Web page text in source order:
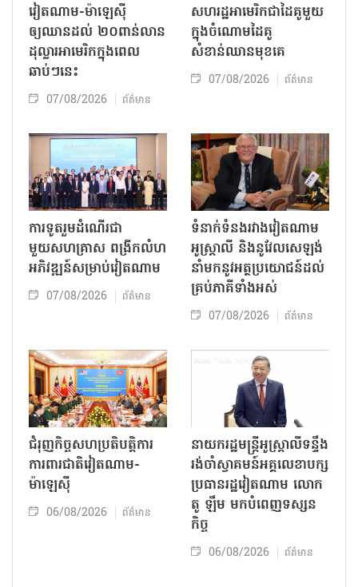
វៀតណាម-ម៉ាឡេស៊ី
ឲ្យឈានដល់ ២០ពាន់លាន
ដុល្លារអាមេរិកក្នុងពេល
ឆាប់ៗនេះ
07/08/2026 ព័ត៌មាន
សហរដ្ឋអាមេរិកជាដៃគូមួយ
ក្នុងចំណោមដៃគូ
សំខាន់ឈានមុខគេ
07/08/2026 ព័ត៌មាន
ការទូតរួមដំណើរជា
មួយសហគ្រាស ពង្រីកលំហ
អភិវឌ្ឍន៍សម្រាប់វៀតណាម
07/08/2026 ព័ត៌មាន
ទំនាក់ទំនងរវាងវៀតណាម
អូស្ត្រាលី និងនូវែលសេឡង់
នាំមកនូវអត្ថប្រយោជន៍ដល់
គ្រប់ភាគីទាំងអស់
07/08/2026 ព័ត៌មាន
ជំរុញកិច្ចសហប្រតិបត្តិការ
ការពារជាតិវៀតណាម-
ម៉ាឡេស៊ី
06/08/2026 ព័ត៌មាន
នាយករដ្ឋមន្ត្រីអូស្ត្រាលីទន្ទឹង
រង់ចាំស្វាគមន៍អគ្គលេខាបក្ស
ប្រធានរដ្ឋវៀតណាម លោក
តូ ឡឹម មកបំពេញទស្សន
កិច្ច
06/08/2026 ព័ត៌មាន